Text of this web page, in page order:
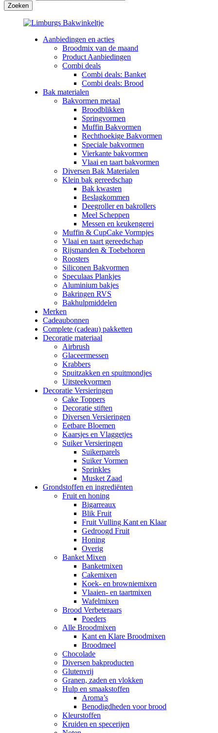
Aanbiedingen en acties
Broodmix van de maand
Product Aanbiedingen
Combi deals
Combi deals: Banket
Combi deals: Brood
Bak materialen
Bakvormen metaal
Broodblikken
Springvormen
Muffin Bakvormen
Rechthoekige Bakvormen
Speciale bakvormen
Vierkante bakvormen
Vlaai en taart bakvormen
Diversen Bak Materialen
Klein bak gereedschap
Bak kwasten
Beslagkommen
Deegroller en bakrollers
Meel Scheppen
Messen en keukengerei
Muffin & CupCake Vormpjes
Vlaai en taart gereedschap
Rijsmanden & Toebehoren
Roosters
Siliconen Bakvormen
Speculaas Plankjes
Aluminium bakjes
Bakringen RVS
Bakhulpmiddelen
Merken
Cadeaubonnen
Complete (cadeau) pakketten
Decoratie materiaal
Airbrush
Glaceermessen
Krabbers
Spuitzakken en spuitmondjes
Uitsteekvormen
Decoratie Versieringen
Cake Toppers
Decoratie stiften
Diversen Versieringen
Eetbare Bloemen
Kaarsjes en Vlaggetjes
Suiker Versieringen
Suikerparels
Suiker Vormen
Sprinkles
Musket Zaad
Grondstoffen en ingrediënten
Fruit en honing
Bigarreaux
Blik Fruit
Fruit Vulling Kant en Klaar
Gedroogd Fruit
Honing
Overig
Banket Mixen
Banketmixen
Cakemixen
Koek- en browniemixen
Vlaaien- en taartmixen
Wafelmixen
Brood Verbeteraars
Poeders
Alle Broodmixen
Kant en Klare Broodmixen
Broodmeel
Chocolade
Diversen bakproducten
Glutenvrij
Granen, zaden en vlokken
Hulp en smaakstoffen
Aroma’s
Benodigdheden voor brood
Kleurstoffen
Kruiden en specerijen